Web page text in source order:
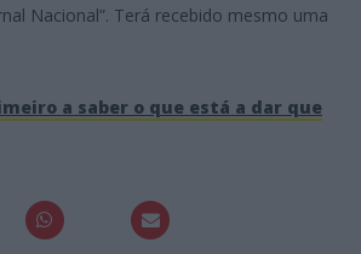
Nacional”. Terá recebido mesmo uma
a saber o que está a dar que